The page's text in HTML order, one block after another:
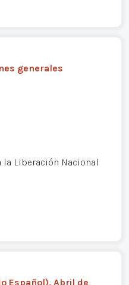
generales
Liberación Nacional
Español), Abril de